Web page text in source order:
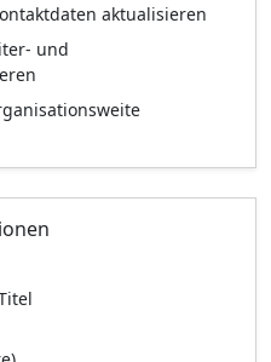
aktualisieren
und